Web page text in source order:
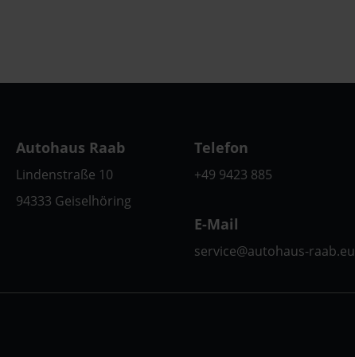
Autohaus Raab
Lindenstraße 10
94333 Geiselhöring
Telefon
+49 9423 885
E-Mail
service@autohaus-raab.eu